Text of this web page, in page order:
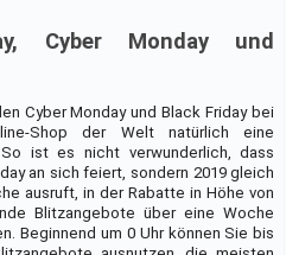
Cyber Monday und
Cyber Monday und Black Friday bei
Shop der Welt natürlich eine
ist es nicht verwunderlich, dass
an sich feiert, sondern 2019 gleich
ausruft, in der Rabatte in Höhe von
Blitzangebote über eine Woche
Beginnend um 0 Uhr können Sie bis